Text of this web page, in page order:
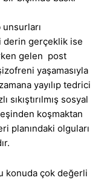
derin gerçeklik ise
gelen post
yaşamasıyla
yayılıp tedrici
sosyal
koşmaktan
planındaki olguları
konuda çok değerli